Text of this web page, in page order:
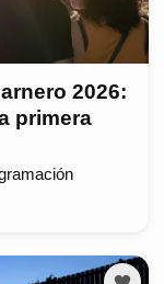
2026:
primera